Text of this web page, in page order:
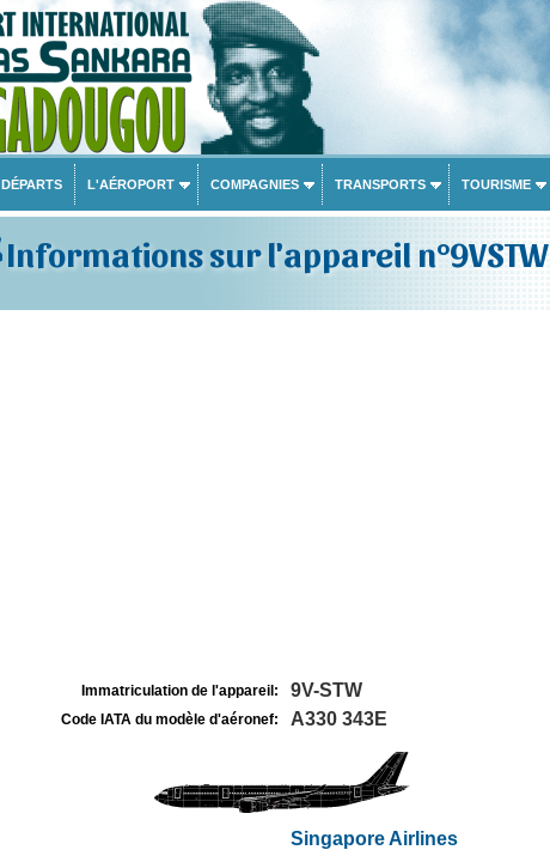
DÉPARTS L'AÉROPORT COMPAGNIES TRANSPORTS TOURISME
Informations sur l'appareil n°9VSTW
Immatriculation de l'appareil: 9V-STW
Code IATA du modèle d'aéronef: A330 343E
Singapore Airlines